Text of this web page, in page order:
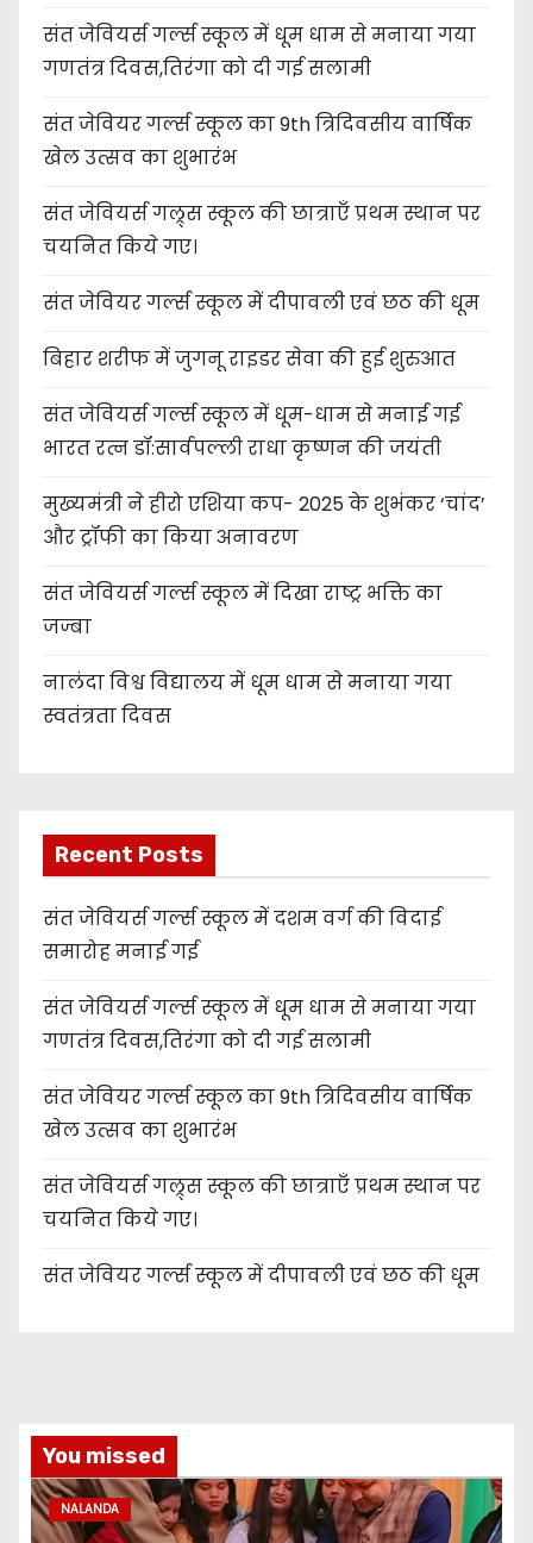
संत जेवियर्स गर्ल्स स्कूल में धूम धाम से मनाया गया
गणतंत्र दिवस,तिरंगा को दी गई सलामी
संत जेवियर गर्ल्स स्कूल का 9th त्रिदिवसीय वार्षिक
खेल उत्सव का शुभारंभ
संत जेवियर्स गल्र्स स्कूल की छात्र‌ाएँ प्रथम स्थान पर
चयनित किये गए।
संत जेवियर गर्ल्स स्कूल में दीपावली एवं छठ की धूम
बिहार शरीफ में जुगनू राइडर सेवा की हुई शुरुआत
संत जेवियर्स गर्ल्स स्कूल में धूम-धाम से मनाई गई
भारत रत्न डॉ:सार्वपल्ली राधा कृष्णन की जयंती
मुख्यमंत्री ने हीरो एशिया कप- 2025 के शुभंकर ‘चांद’
और ट्रॉफी का किया अनावरण
संत जेवियर्स गर्ल्स स्कूल में दिखा राष्ट्र भक्ति का
जज्बा
नालंदा विश्व विद्यालय में धूम धाम से मनाया गया
स्वतंत्रता दिवस
Recent Posts
संत जेवियर्स गर्ल्स स्कूल में दशम वर्ग की विदाई
समारोह मनाई गई
संत जेवियर्स गर्ल्स स्कूल में धूम धाम से मनाया गया
गणतंत्र दिवस,तिरंगा को दी गई सलामी
संत जेवियर गर्ल्स स्कूल का 9th त्रिदिवसीय वार्षिक
खेल उत्सव का शुभारंभ
संत जेवियर्स गल्र्स स्कूल की छात्र‌ाएँ प्रथम स्थान पर
चयनित किये गए।
संत जेवियर गर्ल्स स्कूल में दीपावली एवं छठ की धूम
You missed
NALANDA